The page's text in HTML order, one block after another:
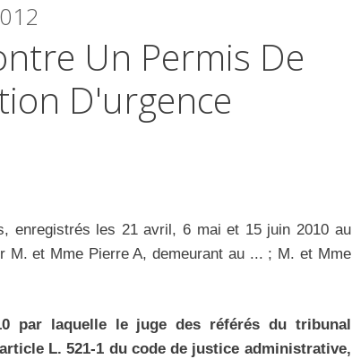
Un Permis De
D'urgence
enregistrés les 21 avril, 6 mai et 15 juin 2010 au
M. et Mme Pierre A, demeurant au ... ; M. et Mme
par laquelle le juge des référés du tribunal
L. 521-1 du code de justice administrative,